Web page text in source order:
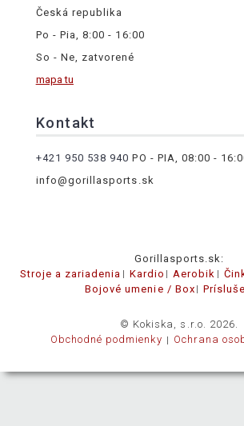
Česká republika
Po - Pia, 8:00 - 16:00
So - Ne, zatvorené
mapa tu
Kontakt
+421 950 538 940 PO - PIA, 08:00 -
info@gorillasports.sk
Gorillasports.sk:
Stroje a zariadenia
Kardio Aerobik
Bojové umenie / Box
© Kokiska, s.r.o. 2026.
Obchodné podmienky
Ochrana